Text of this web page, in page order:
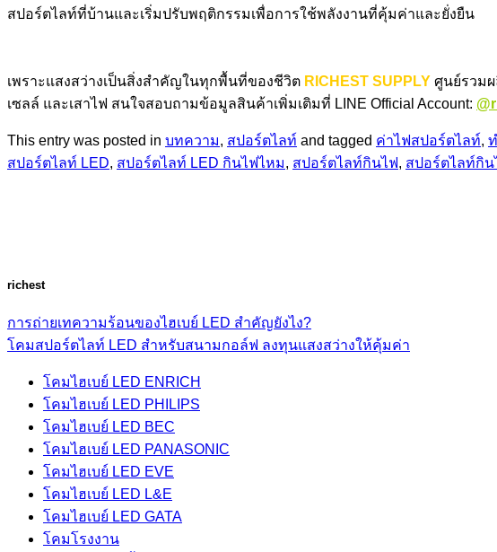
สปอร์ตไลท์ที่บ้านและเริ่มปรับพฤติกรรมเพื่อการใช้พลังงานที่คุ้มค่าและยั่งยืน
เพราะแสงสว่างเป็นสิ่งสำคัญในทุกพื้นที่ของชีวิต RICHEST SUPPLY ศูนย์รวม
เซลล์ และเสาไฟ สนใจสอบถามข้อมูลสินค้าเพิ่มเติมที่ LINE Official Account:
This entry was posted in บทความ, สปอร์ตไลท์ and tagged ค่าไฟสปอร์ตไลท์,
สปอร์ตไลท์ LED, สปอร์ตไลท์ LED กินไฟไหม, สปอร์ตไลท์กินไฟ, สปอร์ตไลท์กิน
richest
การถ่ายเทความร้อนของไฮเบย์ LED สำคัญยังไง?
โคมสปอร์ตไลท์ LED สำหรับสนามกอล์ฟ ลงทุนแสงสว่างให้คุ้มค่า
โคมไฮเบย์ LED ENRICH
โคมไฮเบย์ LED PHILIPS
โคมไฮเบย์ LED BEC
โคมไฮเบย์ LED PANASONIC
โคมไฮเบย์ LED EVE
โคมไฮเบย์ LED L&E
โคมไฮเบย์ LED GATA
โคมโรงงาน